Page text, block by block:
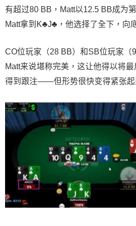
有超过80 BB，Matt以12.5 BB成为
Matt拿到K♣J♣，他选择了全下，向
CO位玩家（28 BB）和SB位玩家（
Matt来说堪称完美，这让他得以将
得到跟注——但形势很快变得紧张起